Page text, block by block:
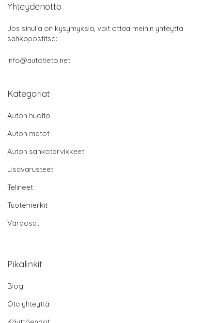
Yhteydenotto
Jos sinulla on kysymyksiä, voit ottaa meihin yhteyttä
sähköpostitse:
info@autotieto.net
Kategoriat
Auton huolto
Auton matot
Auton sähkötarvikkeet
Lisävarusteet
Telineet
Tuotemerkit
Varaosat
Pikalinkit
Blogi
Ota yhteyttä